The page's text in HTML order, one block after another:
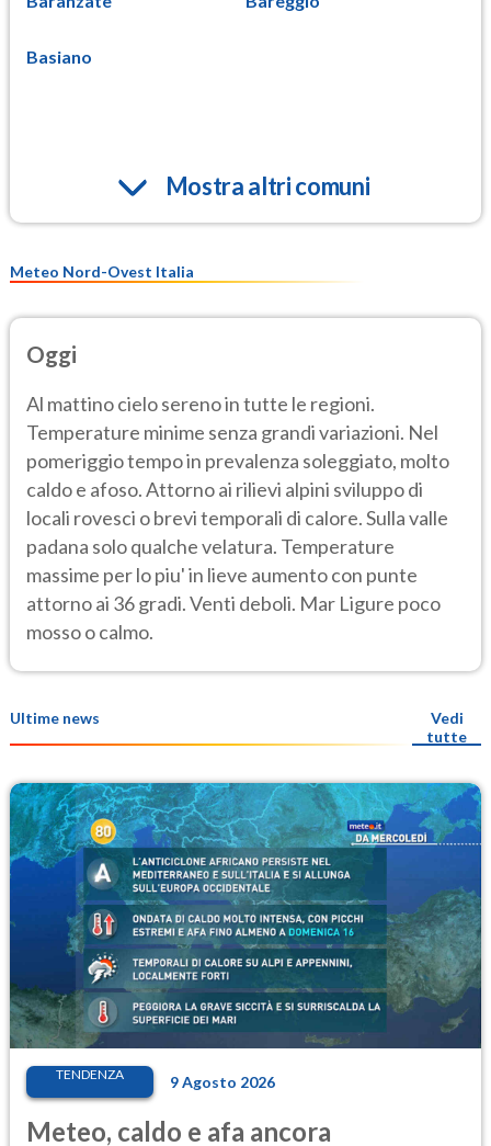
Basiano
Mostra altri comuni
Meteo Nord-Ovest Italia
Oggi
Al mattino cielo sereno in tutte le regioni.
Temperature minime senza grandi variazioni. Nel
pomeriggio tempo in prevalenza soleggiato, molto
caldo e afoso. Attorno ai rilievi alpini sviluppo di
locali rovesci o brevi temporali di calore. Sulla valle
padana solo qualche velatura. Temperature
massime per lo piu' in lieve aumento con punte
attorno ai 36 gradi. Venti deboli. Mar Ligure poco
mosso o calmo.
Ultime news
Vedi
tutte
TENDENZA 9 Agosto 2026
Meteo, caldo e afa ancora